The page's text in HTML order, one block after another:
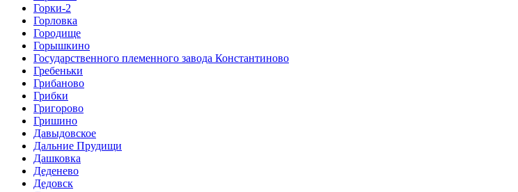
Горки-2
Горловка
Городище
Горышкино
Государственного племенного завода Константиново
Гребеньки
Грибаново
Грибки
Григорово
Гришино
Давыдовское
Дальние Прудищи
Дашковка
Деденево
Дедовск